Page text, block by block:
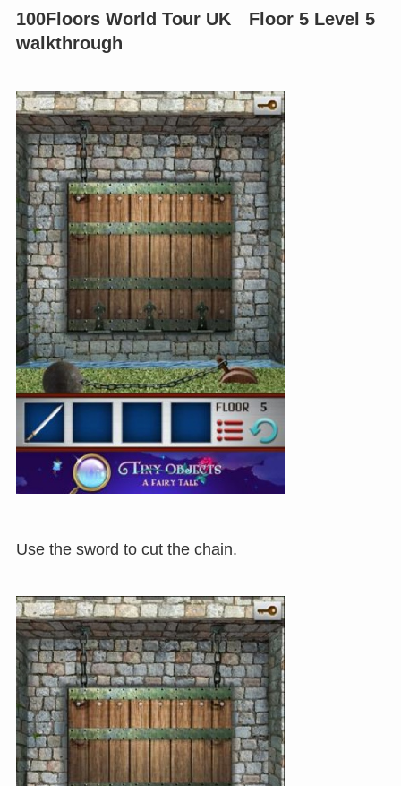
100Floors World Tour UK Floor 5 Level 5
walkthrough
Use the sword to cut the chain.